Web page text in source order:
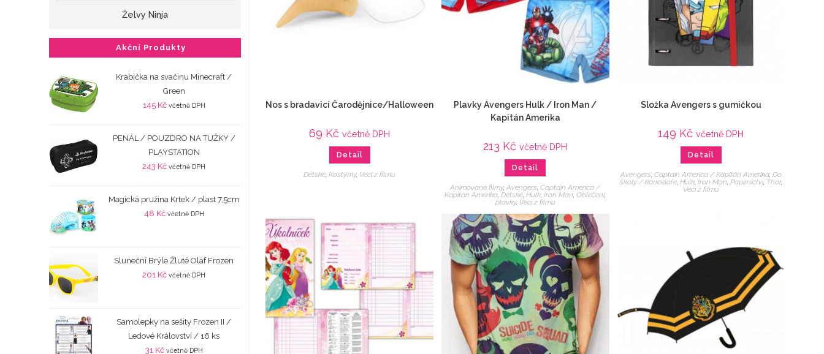
Nos s bradavicí Čarodějnice/Halloween
69 Kč včetně DPH
Detail
Dětské,Kostýmy, Veci z filmu
Plavky Avengers Hulk / Iron Man /
Kapitán Amerika
213 Kč včetně DPH
Detail
Animované filmy,Avengers,Captain America /
Kapitán Amerika,Dětské,Hulk,Iron Man,Oblečení,
plavky, Veci z filmu
Složka Avengers s gumičkou
149 Kč včetně DPH
Detail
Avengers, Captain America / Kapitán Amerika, Do
školy / kanceláře, Hulk, Iron Man, Papírnictví, Thor,
Veci z filmu
Želvy Ninja
Akční Produkty
Krabička na svačinu Minecraft /
Green
145 Kč včetně DPH
PENÁL / POUZDRO NA TUŽKY /
PLAYSTATION
243 Kč včetně DPH
Magická pružina Krtek / plast 7,5cm
48 Kč včetně DPH
Sluneční Brýle Žluté Olaf Frozen
201 Kč včetně DPH
Samolepky na sešity Frozen II /
Ledové Království / 16 ks
31 Kč včetně DPH